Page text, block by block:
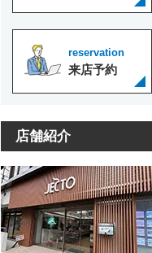
reservation
来店予約
店舗紹介